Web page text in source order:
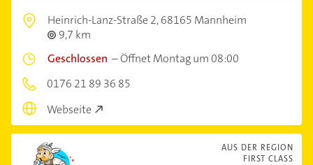
Heinrich-Lanz-Straße 2,68165 Mannheim
9,7 km
Geschlossen –Öffnet Montag um 08:00
0176 21 89 36 85
Webseite
AUS DER REGION
FIRST CLASS